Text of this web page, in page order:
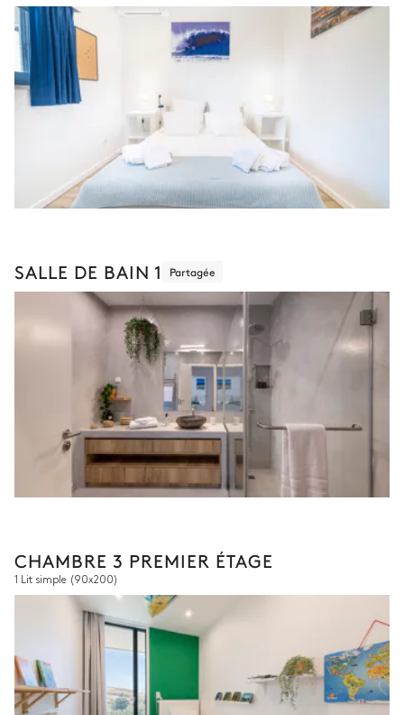
SALLE DE BAIN 1 Partagée
CHAMBRE 3 PREMIER ÉTAGE
1 Lit simple (90x200)